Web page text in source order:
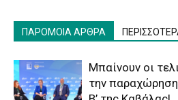
ΠΑΡΟΜΟΙΑ ΑΡΘΡΑ
Μπαίνουν οι
την